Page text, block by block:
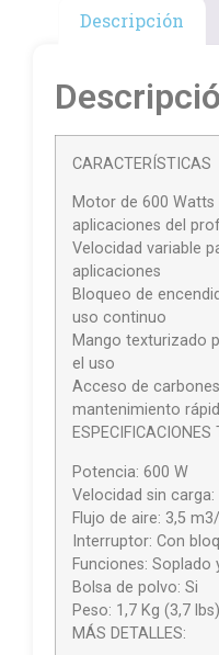
Descripción
CARACTERÍSTICAS
Motor de 600
aplicaciones del
Velocidad variable
aplicaciones
Bloqueo de
uso continuo
Mango texturizado
el uso
Acceso de
mantenimiento
ESPECIFICACIONES
Potencia: 600 W
Velocidad sin
Flujo de aire: 3,5
Interruptor: Con
Funciones: Soplado
Bolsa de polvo: Si
Peso: 1,7 Kg (3,7 lbs)
MÁS DETALLES: